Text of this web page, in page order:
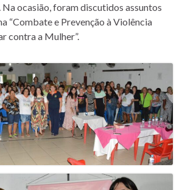
ocasião, foram discutidos assuntos
“Combate e Prevenção à Violência
contra a Mulher”.